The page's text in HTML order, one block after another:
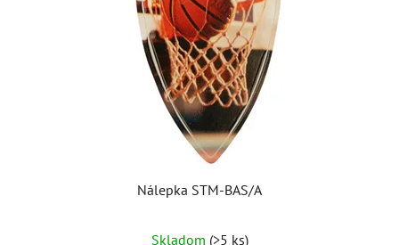
Nálepka STM-BAS/A
Skladom (>5 ks)